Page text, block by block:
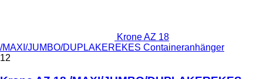
Krone AZ 18
/MAXI/JUMBO/DUPLAKEREKES Containeranhänger
12